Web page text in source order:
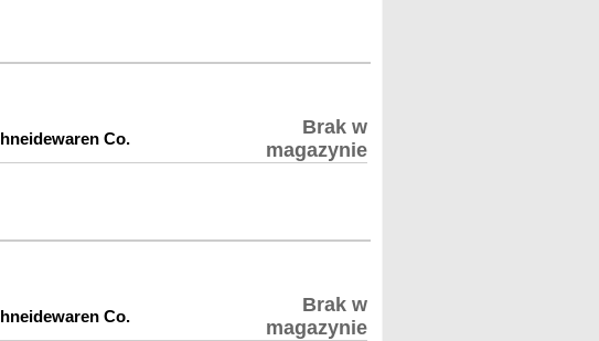
Co.
Brak w
magazynie
Co.
Brak w
magazynie